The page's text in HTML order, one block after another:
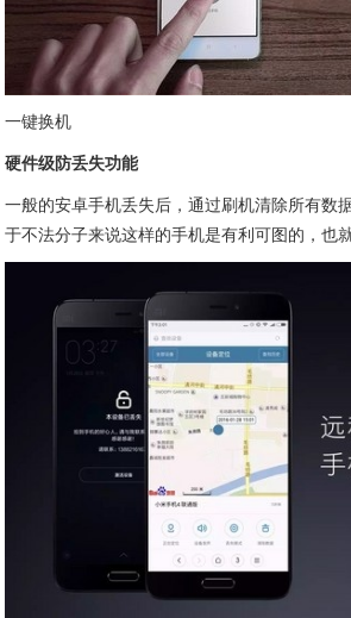
一键换机
硬件级防丢失功能
一般的安卓手机丢失后，通过刷机清除所有数
于不法分子来说这样的手机是有利可图的，也